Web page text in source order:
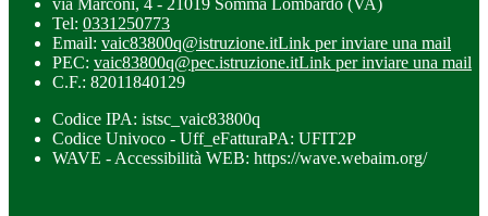
Tel: 0331250773
Email: vaic83800q@istruzione.itLink per inviare una mail
PEC: vaic83800q@pec.istruzione.itLink per inviare una mail
C.F.: 82011840129
Codice IPA: istsc_vaic83800q
Codice Univoco - Uff_eFatturaPA: UFIT2P
WAVE - Accessibilità WEB: https://wave.webaim.org/